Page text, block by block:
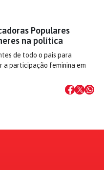
Populares
na política
de todo o país para
a participação feminina em